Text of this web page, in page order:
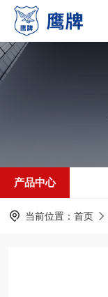
产品中心
当前位置： 首页